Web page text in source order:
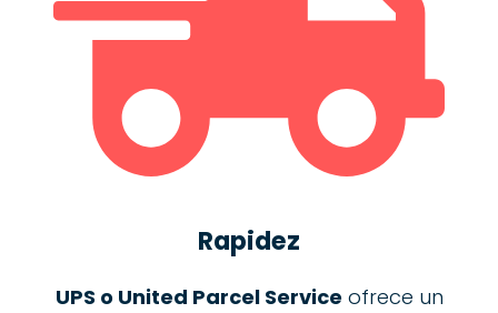
Rapidez
UPS o United Parcel Service ofrece un